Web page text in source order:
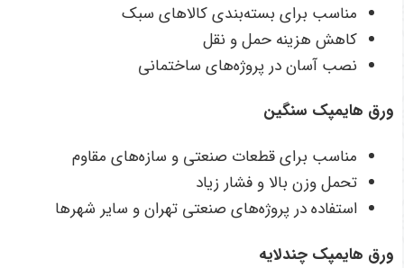
مناسب برای بسته‌بندی کالاهای سبک
کاهش هزینه حمل و نقل
نصب آسان در پروژه‌های ساختمانی
ورق هایمپک سنگین
مناسب برای قطعات صنعتی و سازه‌های مقاوم
تحمل وزن بالا و فشار زیاد
استفاده در پروژه‌های صنعتی تهران و سایر شهرها
ورق هایمپک چندلایه